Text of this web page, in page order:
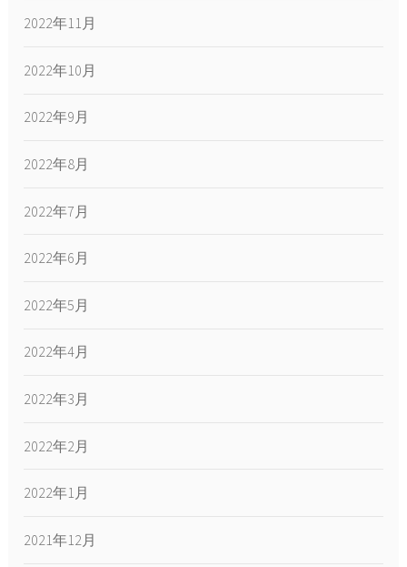
2022年11月
2022年10月
2022年9月
2022年8月
2022年7月
2022年6月
2022年5月
2022年4月
2022年3月
2022年2月
2022年1月
2021年12月